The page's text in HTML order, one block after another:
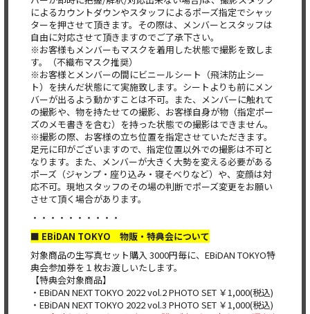
によるカウントダウンやスタッフによるポーズ指定でシャッ
ターを押させて頂きます。その際は、メンバーとスタッフは
自由に対応させて頂きますのでご了承下さい。
※お客様もメンバーもマスクを着用した状態で撮影を致しま
す。（不織布マスク推奨）
※お客様とメンバーの間にビニールシート（飛沫防止シー
ト）を挟んだ状態にて実施致します。シートよりも前にメン
バーが出るよう動かすことは不可。また、メンバーに触れて
の撮影や、物を持たせての撮影、お客様自身が物（指定ポー
ズのメモ書きを含む）を持った状態での撮影はできません。
※撮影の際、お客様の立ち位置を指定させていただきます。
足元に印がございますので、指定位置以外での撮影は不可と
なります。また、メンバーが大きく大勢を変える必要がある
ポーズ（ジャンプ・座り込み・寝そべりなど）や、変顔は対
応不可。現地スタッフのその場の判断でポーズ変更をお願い
させて頂く場合があります。
・・・・・・・・・・
■ EBiDAN TOKYO 物販・特典会について
対象商品の生写真セット購入 3000円毎に、EBiDAN TOKYO特
典会参加券を１枚お渡しいたします。
【特典会対象商品】
・EBiDAN NEXT TOKYO 2022 vol.2 PHOTO SET ￥1,000(税込)
・EBiDAN NEXT TOKYO 2022 vol.3 PHOTO SET ￥1,000(税込)